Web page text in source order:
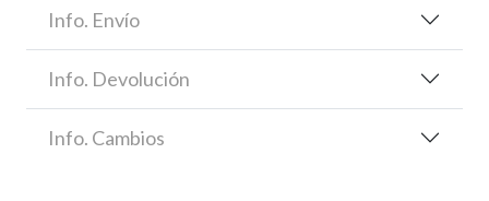
Info. Envío
Info. Devolución
Info. Cambios